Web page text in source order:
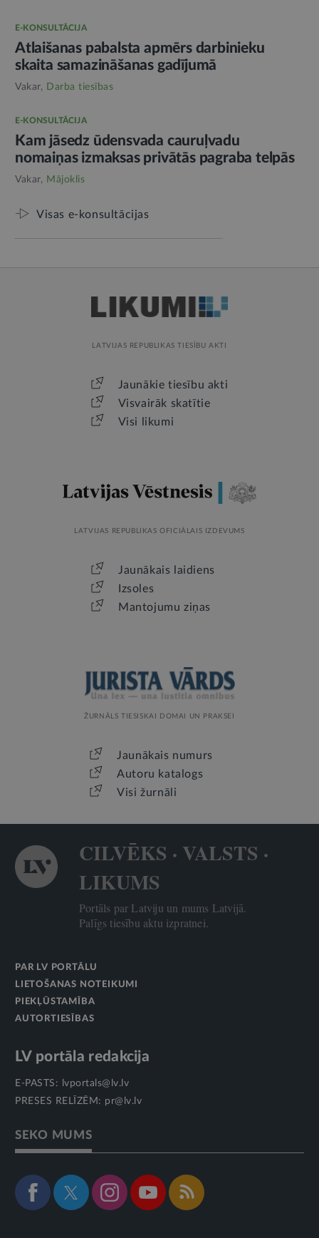
E-KONSULTĀCIJA
Atlaišanas pabalsta apmērs darbinieku
skaita samazināšanas gadījumā
Vakar, Darba tiesības
E-KONSULTĀCIJA
Kam jāsedz ūdensvada cauruļvadu
nomaiņas izmaksas privātās pagraba telpās
Vakar, Mājoklis
Visas e-konsultācijas
LATVIJAS REPUBLIKAS TIESĪBU AKTI
Jaunākie tiesību akti
Visvairāk skatītie
Visi likumi
LATVIJAS REPUBLIKAS OFICIĀLAIS IZDEVUMS
Jaunākais laidiens
Izsoles
Mantojumu ziņas
ŽURNĀLS TIESISKAI DOMAI UN PRAKSEI
Jaunākais numurs
Autoru katalogs
Visi žurnāli
CILVĒKS · VALSTS ·
LIKUMS
Portāls par Latviju un mums Latvijā.
Palīgs tiesību aktu izpratnei.
PAR LV PORTĀLU
LIETOŠANAS NOTEIKUMI
PIEKĻŪSTAMĪBA
AUTORTIESĪBAS
LV portāla redakcija
E-PASTS:
lvportals@lv.lv
PRESES RELĪZĒM: pr@lv.lv
SEKO MUMS